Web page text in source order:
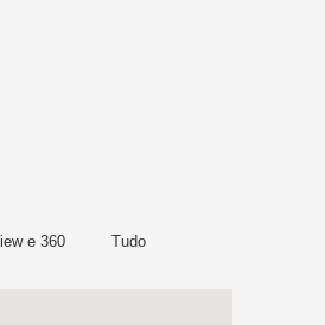
e 360 Tudo